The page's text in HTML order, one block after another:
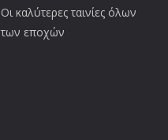
Οι καλύτερες ταινίες όλων
των εποχών